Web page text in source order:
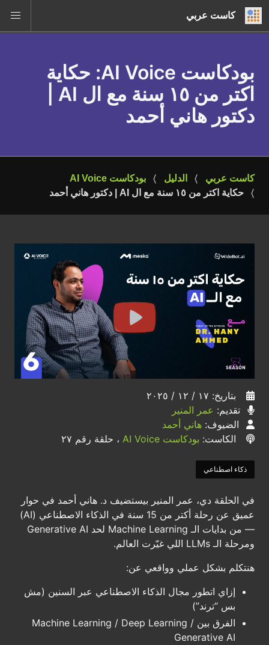
كاست عربي
بودكاست AI Voice
: حكاية
دكتور هاني أحمد
كاست عربي الدليل
بودكاست AI Voice
حكاية اكتر من ١٥ سنة مع ال AI | دكتور هاني أحمد
بتاريخ: ١٧ / ١٢ / ٢٠٢٥
تقديم: عمر المنير
الضيوف: هاني أحمد
الكاست: بودكاست AI Voice ، حلقة رقم ٢٧
ذكاء اصطناعي
في الحلقة دي، عمر المنير بيستضيف د. هاني أحمد في حوار
عميق عن رحلة أكتر من 15 سنة في الذكاء الاصطناعي (AI)
— من بدايات الـ Machine Learning لحد Generative AI
ومرحلة الـ LLMs اللي غيّرت العالم.
هنتكلم بشكل عملي وواقعي عن:
إزاي اتطور مجال الذكاء الاصطناعي عبر السنين (مش
بس “ترند”)
الفرق بين Machine Learning / Deep Learning /
Generative AI